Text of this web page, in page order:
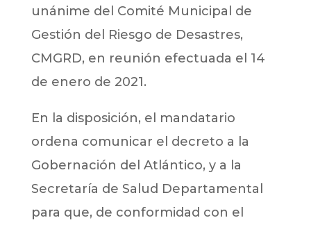
unánime del Comité Municipal de
Gestión del Riesgo de Desastres,
CMGRD, en reunión efectuada el 14
de enero de 2021.
En la disposición, el mandatario
ordena comunicar el decreto a la
Gobernación del Atlántico, y a la
Secretaría de Salud Departamental
para que, de conformidad con el